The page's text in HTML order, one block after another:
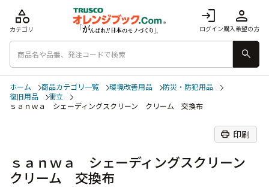
login
ログイン
person
購入希望の方
category
カテゴリ
search
ホーム 商品カテゴリ一覧 環境改善用品
防災・防犯用品
復旧用品
衝立
ｓａｎｗａ シェーディングスクリーン クリーム 交換布
print 印刷
ｓａｎｗａ シェーディングスクリーン
クリーム 交換布